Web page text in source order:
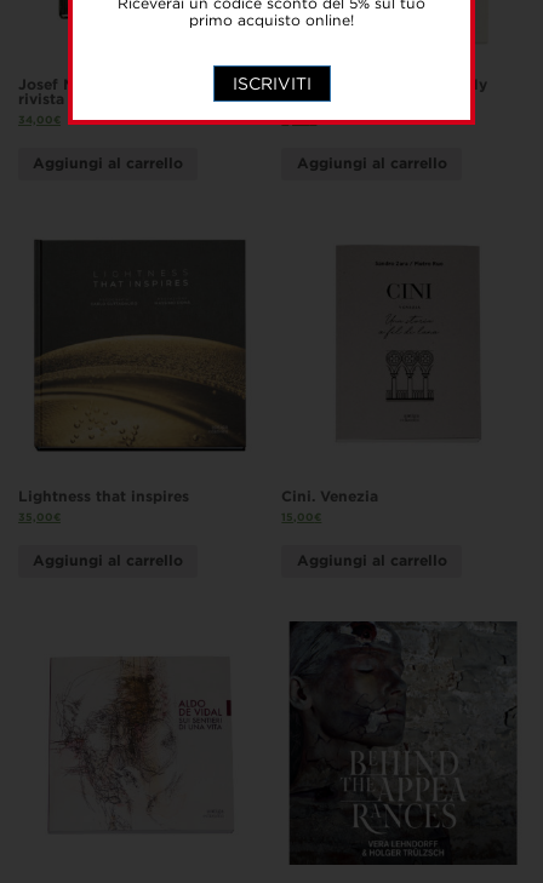
primo acquisto online!
ISCRIVITI
Josef Maria Auchentaller e la
rivista d’arte Ver Sacrum
34,00€
Aggiungi al carrello
Il mio posto al mondo / My
place in the world
8,00€
Aggiungi al carrello
Lightness that inspires
35,00€
Aggiungi al carrello
Cini. Venezia
15,00€
Aggiungi al carrello